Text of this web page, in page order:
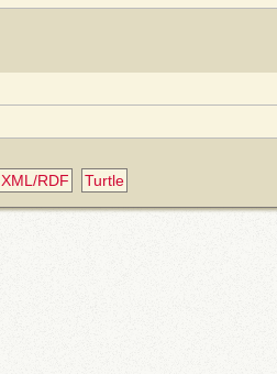
XML/RDF Turtle